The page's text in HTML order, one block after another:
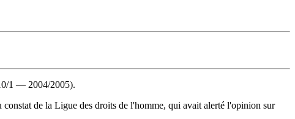
1 — 2004/2005).
de la Ligue des droits de l'homme, qui avait alerté l'opinion sur